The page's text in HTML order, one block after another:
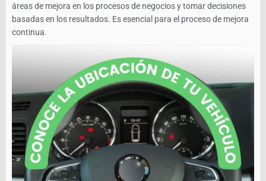
áreas de mejora en los procesos de negocios y tomar decisiones
basadas en los resultados. Es esencial para el proceso de mejora
continua.